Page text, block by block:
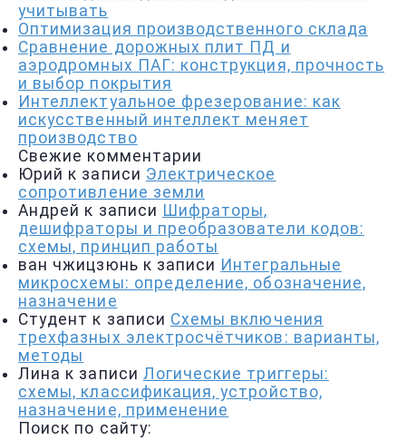
учитывать
Оптимизация производственного склада
Сравнение дорожных плит ПД и
аэродромных ПАГ: конструкция, прочность
и выбор покрытия
Интеллектуальное фрезерование: как
искусственный интеллект меняет
производство
Свежие комментарии
Юрий к записи Электрическое
сопротивление земли
Андрей к записи Шифраторы,
дешифраторы и преобразователи кодов:
схемы, принцип работы
ван чжицзюнь к записи Интегральные
микросхемы: определение, обозначение,
назначение
Студент к записи Схемы включения
трехфазных электросчётчиков: варианты,
методы
Лина к записи Логические триггеры:
схемы, классификация, устройство,
назначение, применение
Поиск по сайту: